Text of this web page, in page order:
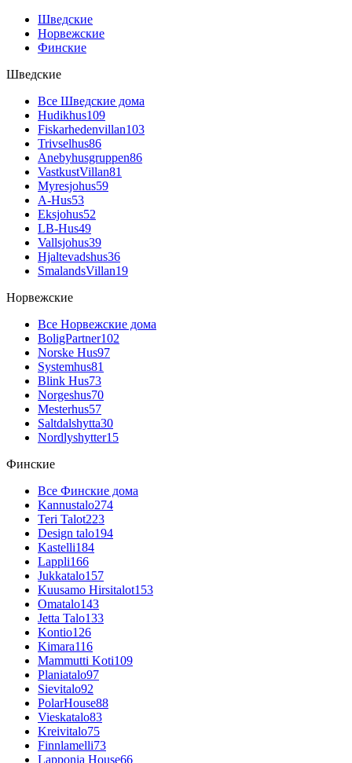
Шведские
Норвежские
Финские
Шведские
Все Шведские дома
Hudikhus109
Fiskarhedenvillan103
Trivselhus86
Anebyhusgruppen86
VastkustVillan81
Myresjohus59
A-Hus53
Eksjohus52
LB-Hus49
Vallsjohus39
Hjaltevadshus36
SmalandsVillan19
Норвежские
Все Норвежские дома
BoligPartner102
Norske Hus97
Systemhus81
Blink Hus73
Norgeshus70
Mesterhus57
Saltdalshytta30
Nordlyshytter15
Финские
Все Финские дома
Kannustalo274
Teri Talot223
Design talo194
Kastelli184
Lappli166
Jukkatalo157
Kuusamo Hirsitalot153
Omatalo143
Jetta Talo133
Kontio126
Kimara116
Mammutti Koti109
Planiatalo97
Sievitalo92
PolarHouse88
Vieskatalo83
Kreivitalo75
Finnlamelli73
Lapponia House66